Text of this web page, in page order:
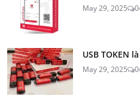
May 29, 2025 0
USB TOKEN
May 29, 2025 0